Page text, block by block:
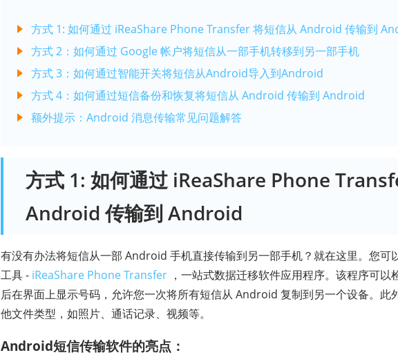
方式 1: 如何通过 iReaShare Phone Transfer 将短信从 Android 传输到
方式 2：如何通过 Google 帐户将短信从一部手机转移到另一部手机
方式 3：如何通过智能开关将短信从Android导入到Android
方式 4：如何通过短信备份和恢复将短信从 Android 传输到 Android
额外提示：Android 消息传输常见问题解答
方式 1: 如何通过 iReaShare Phone
Android 传输到 Android
有没有办法将短信从一部 Android 手机直接传输到另一部手机？就在这里。您
工具 - iReaShare Phone Transfer ，一站式数据迁移软件应用程序。该程序可
后在界面上显示号码，允许您一次将所有短信从 Android 复制到另一个设备。此
他文件类型，如照片、通话记录、视频等。
Android短信传输软件的亮点：